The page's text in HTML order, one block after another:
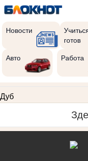
Новости
готов
Авто Работа
Дуб